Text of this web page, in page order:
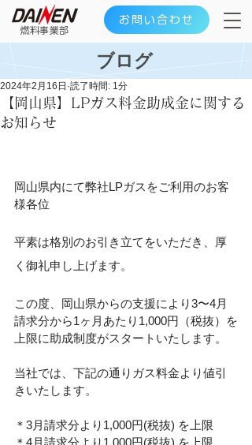
お問い合わせ
​燃料事業部
ブログ
【岡山県】LPガス料金助成金に関する
お知らせ
2024年2月16日 読了時間: 1分
岡山県内にて弊社LPガスをご利用のお客
様各位
平素は格別のお引き立てをいただき、厚
く御礼申し上げます。
この度、岡山県からの支援により3〜4月
請求分から1ヶ月あたり1,000円（税抜）を
上限に助成制度がスタートいたします。
当社では、下記の通りガス料金より値引
きいたします。
＊3月請求分より1,000円(税抜) を上限
＊4月請求分より1,000円(税抜) を上限